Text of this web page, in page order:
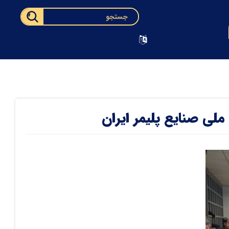
صنایع پلیمر ایران